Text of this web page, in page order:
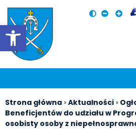
Otwórz pasek narzędzi
Strona główna >Aktualności >
Beneficjentów do udziału w
osobisty osoby z